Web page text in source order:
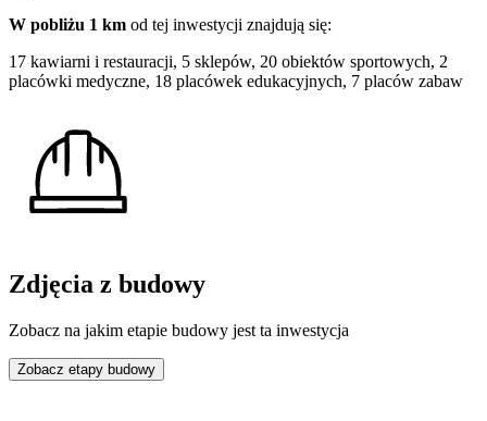
W pobliżu 1 km od tej inwestycji znajdują się:
17 kawiarni i restauracji, 5 sklepów, 20 obiektów sportowych, 2
placówki medyczne, 18 placówek edukacyjnych, 7 placów zabaw
Zdjęcia z budowy
Zobacz na jakim etapie budowy jest ta inwestycja
Zobacz etapy budowy